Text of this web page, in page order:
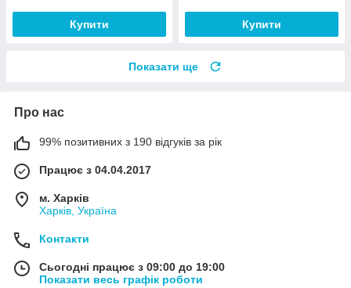
Купити Купити
Показати ще
Про нас
99% позитивних з 190 відгуків за рік
Працює з 04.04.2017
м. Харків
Харків, Україна
Контакти
Сьогодні працює з 09:00 до 19:00
Показати весь графік роботи